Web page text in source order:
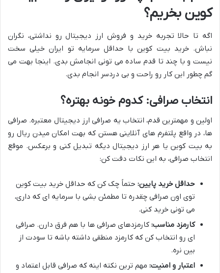
کوین بخریم؟
اگه تا حالا تجربه خرید و فروش ارز دیجیتال رو نداشتی، نگران
نباش. خرید بیت کوین با حداقل سرمایه تو ایران خیلی سخت
نیست و با چند تا قدم ساده می تونی انجامش بدی. اینجا بهت می
گم چطور این کار رو راحت و بی دردسر انجام بدی.
انتخاب صرافی: کدوم خونه بهتره؟
اولین و مهمترین قدم، انتخاب یه صرافی ارز دیجیتال معتبره. صرافی
ها، در واقع پلتفرم های آنلاینی هستن که بهت امکان میدن ریال رو
به بیت کوین یا هر ارز دیجیتال دیگه تبدیل کنی و برعکس. موقع
انتخاب صرافی، به این نکات دقت کن:
حداقل خرید پایین: حتماً چک کن که حداقل خرید بیت کوین
توی اون صرافی چقدره تا مطمئن بشی با سرمایه ای که داری،
می تونی خرید کنی.
کارمزد مناسب: کارمزدهای صرافی ها با هم فرق دارن. صرافی
ای رو انتخاب کن که کارمزد منطقی داشته باشه تا سودت از
بین نره.
اعتبار و امنیت: مهم ترین نکته اینه که صرافی قابل اعتماد و